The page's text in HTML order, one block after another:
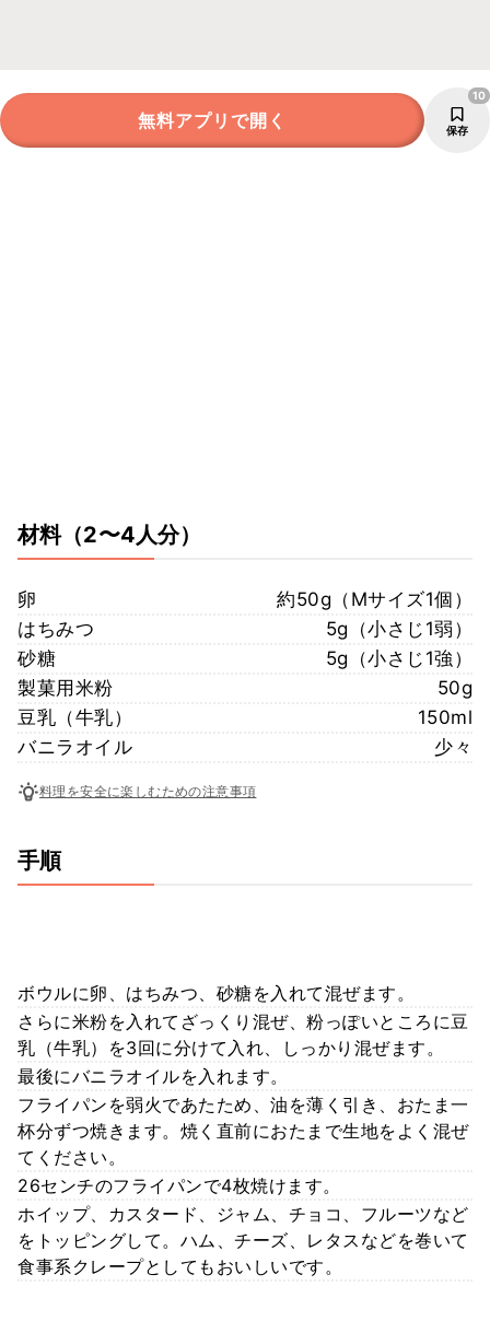
無料アプリで開く 保存
10
材料（2〜4人分）
卵
約50g（Mサイズ1個）
はちみつ
5g（小さじ1弱）
砂糖
5g（小さじ1強）
製菓用米粉
50g
豆乳（牛乳）
150ml
バニラオイル
少々
料理を安全に楽しむための注意事項
手順
ボウルに卵、はちみつ、砂糖を入れて混ぜます。
さらに米粉を入れてざっくり混ぜ、粉っぽいところに豆
乳（牛乳）を3回に分けて入れ、しっかり混ぜます。
最後にバニラオイルを入れます。
フライパンを弱火であたため、油を薄く引き、おたま一
杯分ずつ焼きます。焼く直前におたまで生地をよく混ぜ
てください。
26センチのフライパンで4枚焼けます。
ホイップ、カスタード、ジャム、チョコ、フルーツなど
をトッピングして。ハム、チーズ、レタスなどを巻いて
食事系クレープとしてもおいしいです。